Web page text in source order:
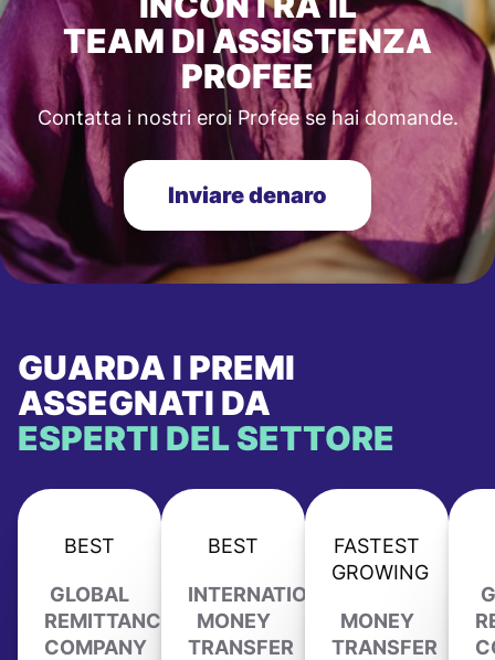
TEAM DI ASSISTENZA
PROFEE
Contatta i nostri eroi Profee se hai domande.
Inviare denaro
GUARDA I PREMI
ASSEGNATI DA
ESPERTI DEL SETTORE
BEST
GLOBAL
REMITTANCE
COMPANY
BEST
INTERNATIONAL
MONEY
TRANSFER
FASTEST
GROWING
MONEY
TRANSFER